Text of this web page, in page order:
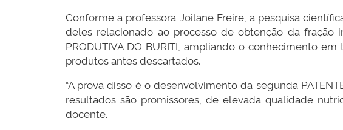
Conforme a professora Joilane Freire, a pesquisa
deles relacionado ao processo de obtenção da fração
PRODUTIVA DO BURITI, ampliando o conhecimento
produtos antes descartados.
“A prova disso é o desenvolvimento da segunda
resultados são promissores, de elevada qualidade
docente.